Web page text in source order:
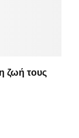
ζωή τους